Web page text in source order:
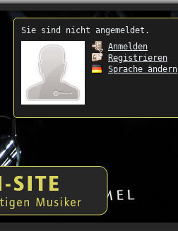
Sie sind nicht angemeldet.
Anmelden
Registrieren
Sprache ändern